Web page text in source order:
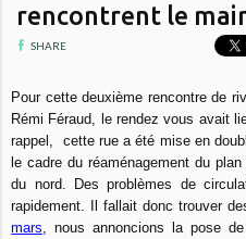
rencontrent le
SHARE
Pour cette deuxième rencontre de
Rémi Féraud, le rendez vous avait
rappel, cette rue a été mise en
le cadre du réaménagement du
du nord. Des problèmes de
rapidement. Il fallait donc trouver
mars , nous annoncions la pose